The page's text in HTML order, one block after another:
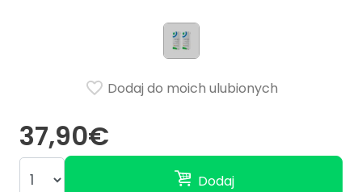
37,90€
Dodaj
Dodaj do moich ulubionych